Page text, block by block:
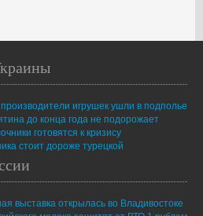
игрушек ушли в подполье
до конца года не подорожает
готовятся к кризису
стоит дороже турецкой
выставка открылась во Владивостоке